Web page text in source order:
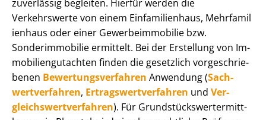
zuverlässig begleiten. Hierfür werden die
Verkehrswerte von einem Einfamilienhaus, Mehr­fa­mi­l
i­en­haus oder einer Ge­wer­be­im­mo­bi­lie bzw.
Sonderimmobilie ermittelt. Bei der Erstellung von Im­
mo­bi­li­en­gut­ach­ten finden die gesetzlich vor­ge­schrie­
be­nen Be­wer­tungs­ver­fah­ren Anwendung (Sach­
wert­ver­fah­ren, Er­trags­wert­ver­fah­ren und Ver­
gleichs­wert­ver­fah­ren). Für Grund­stücks­wert­ermitt­